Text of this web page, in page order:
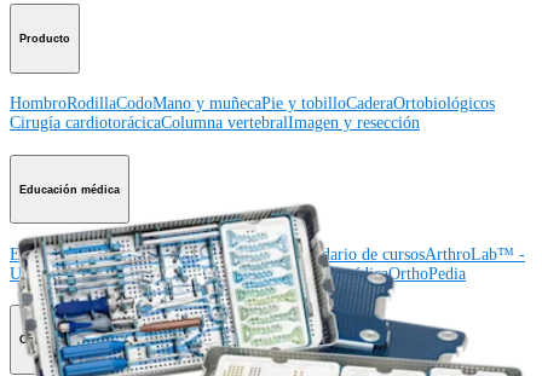
Producto
HombroRodillaCodoMano y muñecaPie y tobilloCaderaOrtobiológicos
Cirugía cardiotorácicaColumna vertebralImagen y resección
Educación médica
Educación médicaDescripción de cursosCalendario de cursosArthroLab™ -
UbicacionesNuestro departamento de educación médicaOrthoPedia
Corporación